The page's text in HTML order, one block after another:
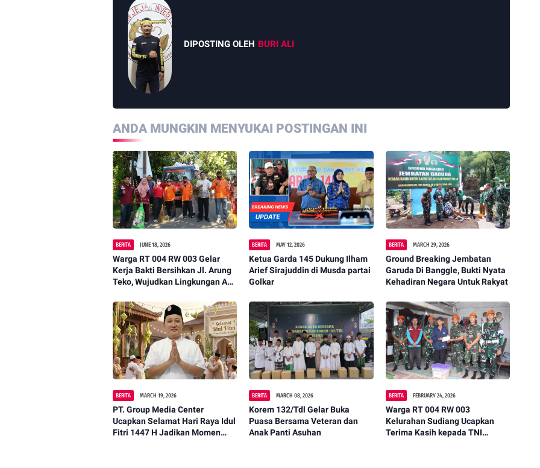
DIPOSTING OLEH BURI ALI
ANDA MUNGKIN MENYUKAI POSTINGAN INI
BERITA JUNE 18, 2026
Warga RT 004 RW 003 Gelar
Kerja Bakti Bersihkan Jl. Arung
Teko, Wujudkan Lingkungan Asri
BERITA MAY 12, 2026
Ketua Garda 145 Dukung Ilham
Arief Sirajuddin di Musda partai
Golkar
BERITA MARCH 29, 2026
Ground Breaking Jembatan
Garuda Di Banggle, Bukti Nyata
Kehadiran Negara Untuk Rakyat
BERITA MARCH 19, 2026
PT. Group Media Center
Ucapkan Selamat Hari Raya Idul
Fitri 1447 H Jadikan Momen
BERITA MARCH 08, 2026
Korem 132/Tdl Gelar Buka
Puasa Bersama Veteran dan
Anak Panti Asuhan
BERITA FEBRUARY 24, 2026
Warga RT 004 RW 003
Kelurahan Sudiang Ucapkan
Terima Kasih kepada TNI